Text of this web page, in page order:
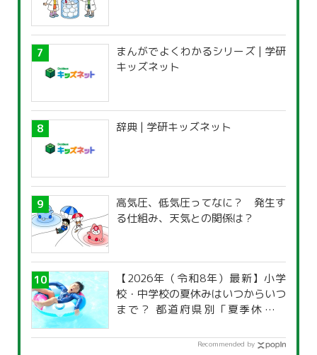
まんがでよくわかるシリーズ | 学研
キッズネット
辞典 | 学研キッズネット
高気圧、低気圧ってなに？ 発生す
る仕組み、天気との関係は？
【2026年（令和8年）最新】小学
校・中学校の夏休みはいつからいつ
まで？ 都道府県別「夏季休暇一
Recommended by